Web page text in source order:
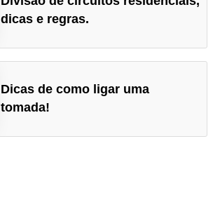
dicas e regras.
Dicas de como ligar uma
tomada!